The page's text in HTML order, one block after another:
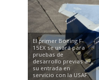
El primer Boeing F-
15EX se usará para
pruebas de
desarrollo previas a
su entrada en
servicio con la USAF.